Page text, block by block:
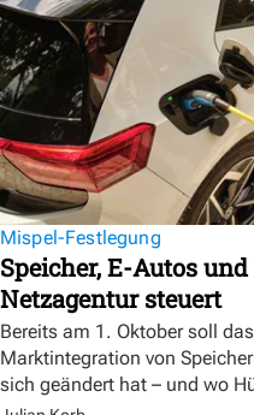
Mispel-Festlegung
Speicher, E-Autos
Netzagentur steuert
Bereits am 1. Oktober soll
Marktintegration von
sich geändert hat – und wo